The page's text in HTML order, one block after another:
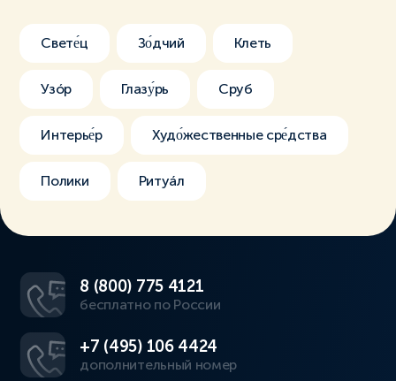
Свете́ц Зо́дчий Клеть
Узóр Глазу́рь Сруб
Интерье́р Худо́жественные сре́дства
Полики Ритуáл
8 (800) 775 4121
бесплатно по России
+7 (495) 106 4424
дополнительный номер